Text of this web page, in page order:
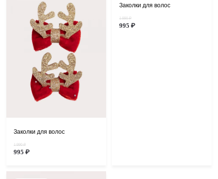
Заколки для волос
1 990 ₽
995 ₽
Заколки для волос
1 990 ₽
995 ₽